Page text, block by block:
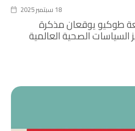
18 سبتمبر 2025
طوكيو يوقعان مذكرة
الصحية العالمية